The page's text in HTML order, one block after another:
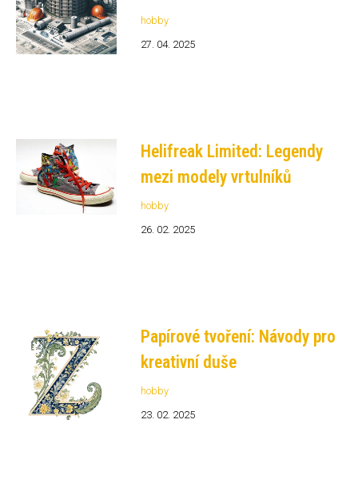
hobby
27. 04. 2025
Helifreak Limited: Legendy
mezi modely vrtulníků
hobby
26. 02. 2025
Papírové tvoření: Návody pro
kreativní duše
hobby
23. 02. 2025